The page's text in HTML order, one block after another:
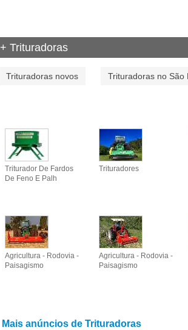
+ Trituradoras
Trituradoras novos Trituradoras no São
Triturador De Fardos
De Feno E Palh
Trituradores
Agricultura - Rodovia -
Paisagismo
Agricultura - Rodovia -
Paisagismo
Mais anúncios de Trituradoras